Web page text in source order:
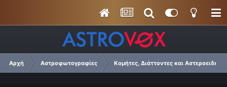
Αρχή Αστροφωτογραφίες Κομήτες, Διάττοντες και Αστεροειδείς